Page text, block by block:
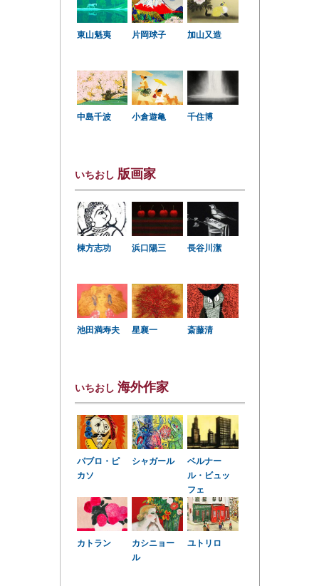
東山魁夷 片岡球子 加山又造
中島千波 小倉遊亀 千住博
いちおし 版画家
棟方志功 浜口陽三 長谷川潔
池田満寿夫 星襄一 斎藤清
いちおし 海外作家
パブロ・ピ
カソ
シャガール
ベルナー
ル・ビュッ
フェ
カトラン
カシニョー
ル
ユトリロ